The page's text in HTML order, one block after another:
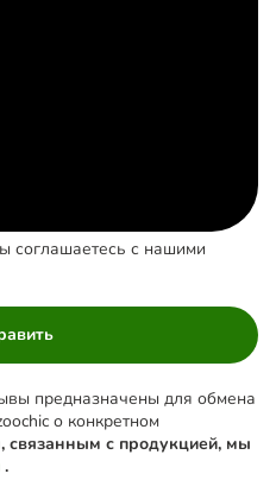
соглашаетесь с нашими
предназначены для обмена
о конкретном
с продукцией, мы
.